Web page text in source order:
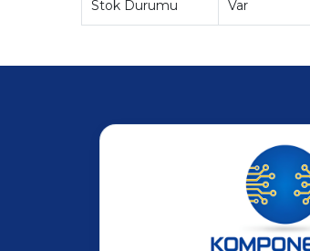
Stok Durumu Var